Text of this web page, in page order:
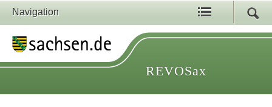
Navigation
REVOSax